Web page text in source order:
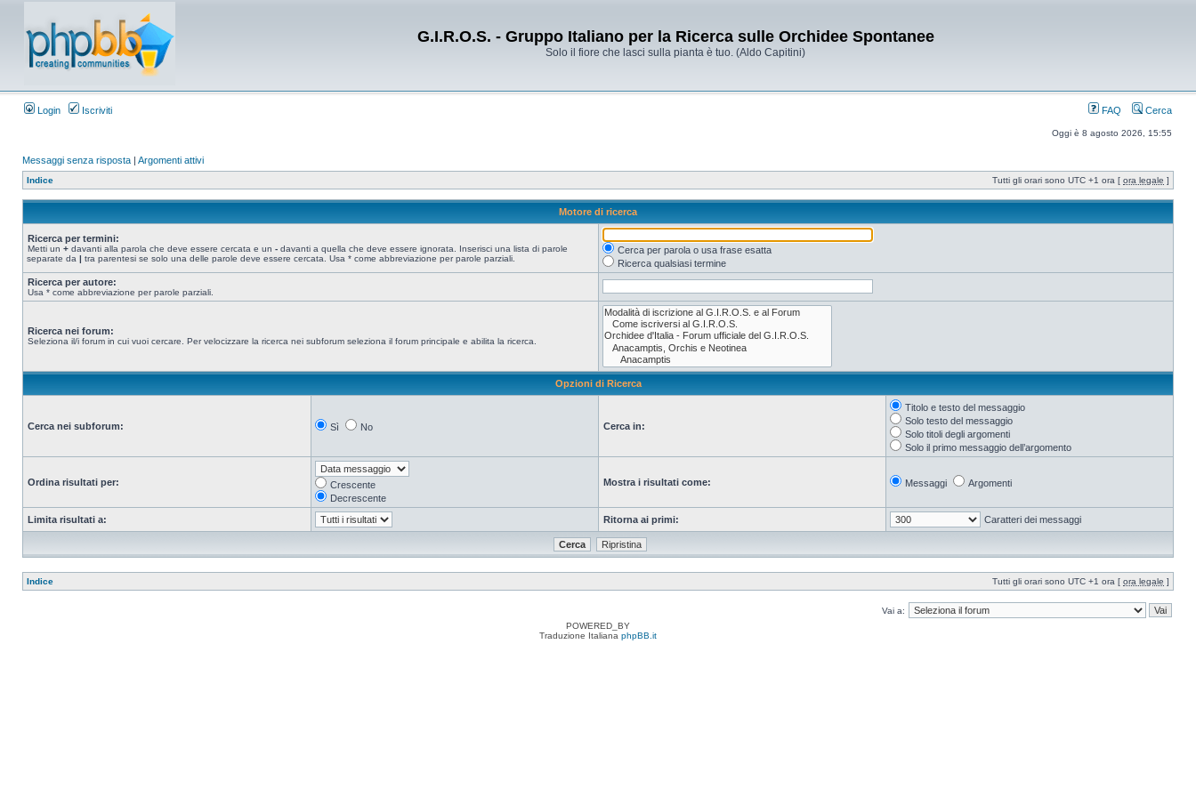
G.I.R.O.S. - Gruppo Italiano per la Ricerca sulle Orchidee Spontanee
Solo il fiore che lasci sulla pianta è tuo. (Aldo Capitini)
Login Iscriviti FAQ Cerca
Oggi è 8 agosto 2026, 15:55
Messaggi senza risposta | Argomenti attivi
Indice Tutti gli orari sono UTC +1 ora [ ora legale ]
Motore di ricerca
Ricerca per termini:
Metti un + davanti alla parola che deve essere cercata e un - davanti a quella che deve essere ignorata. Inserisci una lista di parole
separate da | tra parentesi se solo una delle parole deve essere cercata. Usa * come abbreviazione per parole parziali.
Cerca per parola o usa frase esatta
Ricerca qualsiasi termine
Ricerca per autore:
Usa * come abbreviazione per parole parziali.
Ricerca nei forum:
Seleziona il/i forum in cui vuoi cercare. Per velocizzare la ricerca nei subforum seleziona il forum principale e abilita la ricerca.
Opzioni di Ricerca
Cerca nei subforum: Sì No Cerca in:
Titolo e testo del messaggio
Solo testo del messaggio
Solo titoli degli argomenti
Solo il primo messaggio dell’argomento
Ordina risultati per:
Crescente
Decrescente
Mostra i risultati come: Messaggi Argomenti
Limita risultati a: Ritorna ai primi: Caratteri dei messaggi
Indice Tutti gli orari sono UTC +1 ora [ ora legale ]
Vai a:
POWERED_BY
Traduzione Italiana phpBB.it